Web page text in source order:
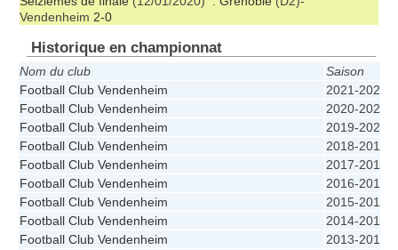
Vendenheim 2-0
Historique en championnat
Nom du club Saison
Football Club Vendenheim
2021-2022
Football Club Vendenheim
2020-2021
Football Club Vendenheim
2019-2020
Football Club Vendenheim
2018-2019
Football Club Vendenheim
2017-2018
Football Club Vendenheim
2016-2017
Football Club Vendenheim
2015-2016
Football Club Vendenheim
2014-2015
Football Club Vendenheim
2013-2014